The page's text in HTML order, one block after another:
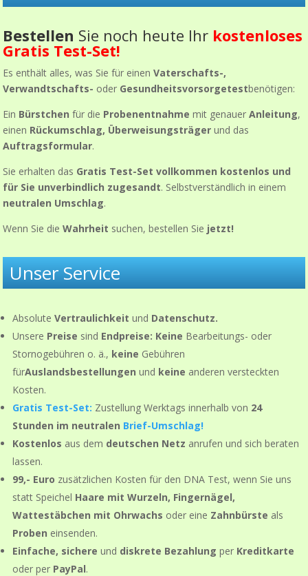
Bestellen Sie noch heute Ihr kostenloses
Gratis Test-Set!
Es enthält alles, was Sie für einenVaterschafts-,
Verwandtschafts- oder Gesundheitsvorsorgetestbenötigen:
Ein Bürstchen für die Probenentnahme mit genauerAnleitung,
einen Rückumschlag, Überweisungsträger und das
Auftragsformular.
Sie erhalten das Gratis Test-Set vollkommen kostenlos und
für Sie unverbindlich zugesandt. Selbstverständlich in einem
neutralen Umschlag.
Wenn Sie dieWahrheit suchen, bestellen Sie jetzt!
Unser Service
AbsoluteVertraulichkeit und Datenschutz.
Unsere Preise sind Endpreise: Keine Bearbeitungs- oder
Stornogebühren o. ä., keine Gebühren
fürAuslandsbestellungen und keine anderen versteckten
Kosten.
Gratis Test-Set: Zustellung Werktags innerhalb von 24
Stunden im neutralen Brief-Umschlag!
Kostenlos aus dem deutschen Netz anrufen und sich beraten
lassen.
99,- Euro zusätzlichen Kosten für den DNA Test, wenn Sie uns
statt Speichel Haare mit Wurzeln, Fingernägel,
Wattestäbchen mit Ohrwachs oder eine Zahnbürste als
Proben einsenden.
Einfache, sichere und diskrete Bezahlungper Kreditkarte
oder per PayPal.